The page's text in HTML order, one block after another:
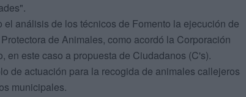
análisis de los técnicos de Fomento la ejecución de
de Animales, como acordó la Corporación
en este caso a propuesta de Ciudadanos (C's).
de actuación para la recogida de animales callejeros
municipales.